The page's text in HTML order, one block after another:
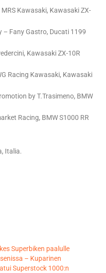
Kawasaki, Kawasaki ZX-
– Fany Gastro, Ducati 1199
Kawasaki ZX-10R
Racing Kawasaki, Kawasaki
by T.Trasimeno, BMW
Racing, BMW S1000 RR
Italia.
Superbiken paalulle
– Kuparinen
Superstock 1000:n